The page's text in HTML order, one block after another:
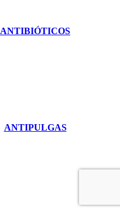
ANTIBIÓTICOS
ANTIPULGAS